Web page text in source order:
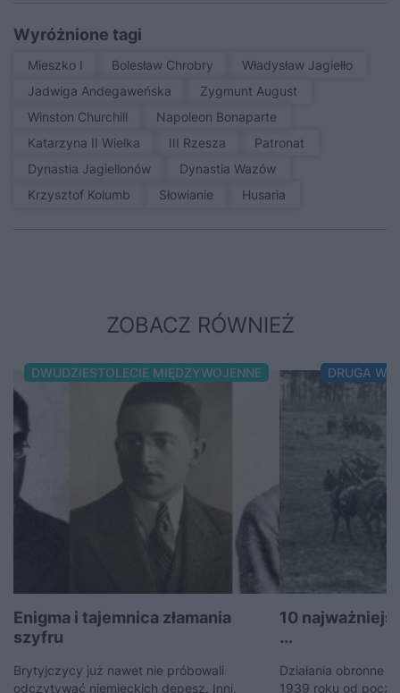
Wyróżnione tagi
Mieszko I Bolesław Chrobry
Władysław Jagiełło
Jadwiga Andegaweńska
Zygmunt August
Winston Churchill
Napoleon Bonaparte
Katarzyna II Wielka
III Rzesza
patronat
Dynastia Jagiellonów
Dynastia Wazów
Krzysztof Kolumb
Słowianie Husaria
ZOBACZ RÓWNIEŻ
DWUDZIESTOLECIE MIĘDZYWOJENNE
Enigma i tajemnica złamania
szyfru
Brytyjczycy już nawet nie próbowali
odczytywać niemieckich depesz. Inni,
DRUGA
10
...
Działania obronne
1939 roku od